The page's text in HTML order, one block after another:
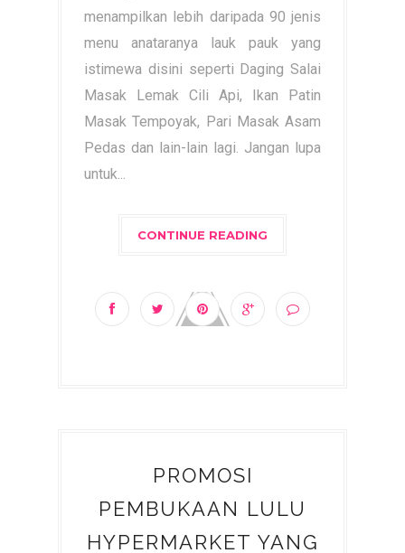
menampilkan lebih daripada 90 jenis
menu anataranya lauk pauk yang
istimewa disini seperti Daging Salai
Masak Lemak Cili Api, Ikan Patin
Masak Tempoyak, Pari Masak Asam
Pedas dan lain-lain lagi. Jangan lupa
untuk...
CONTINUE READING
PROMOSI
PEMBUKAAN LULU
HYPERMARKET YANG